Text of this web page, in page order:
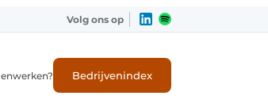
Volg ons op
Bedrijvenindex